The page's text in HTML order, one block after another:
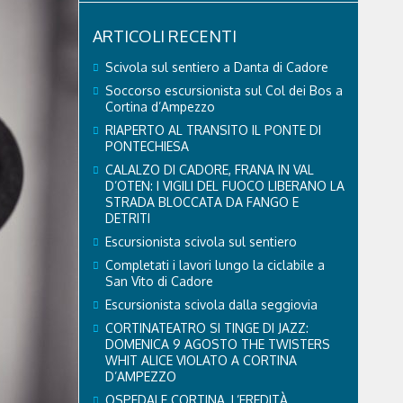
ARTICOLI RECENTI
Scivola sul sentiero a Danta di Cadore
Soccorso escursionista sul Col dei Bos a
Cortina d’Ampezzo
RIAPERTO AL TRANSITO IL PONTE DI
PONTECHIESA
CALALZO DI CADORE, FRANA IN VAL
D’OTEN: I VIGILI DEL FUOCO LIBERANO LA
STRADA BLOCCATA DA FANGO E
DETRITI
Escursionista scivola sul sentiero
Completati i lavori lungo la ciclabile a
San Vito di Cadore
Escursionista scivola dalla seggiovia
CORTINATEATRO SI TINGE DI JAZZ:
DOMENICA 9 AGOSTO THE TWISTERS
WHIT ALICE VIOLATO A CORTINA
D’AMPEZZO
OSPEDALE CORTINA, L’EREDITÀ